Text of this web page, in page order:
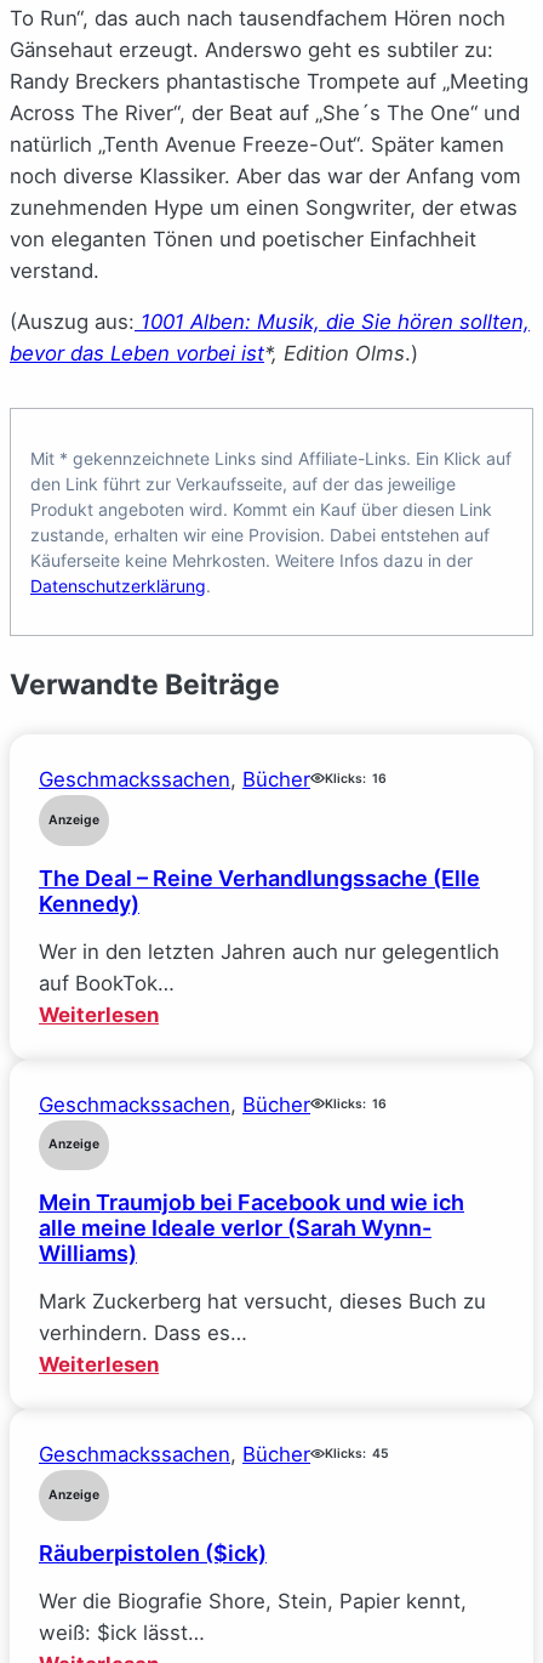
To Run“, das auch nach tausendfachem Hören noch
Gänsehaut erzeugt. Anderswo geht es subtiler zu:
Randy Breckers phantastische Trompete auf „Meeting
Across The River“, der Beat auf „She´s The One“ und
natürlich „Tenth Avenue Freeze-Out“. Später kamen
noch diverse Klassiker. Aber das war der Anfang vom
zunehmenden Hype um einen Songwriter, der etwas
von eleganten Tönen und poetischer Einfachheit
verstand.
(Auszug aus: 1001 Alben: Musik, die Sie hören sollten,
bevor das Leben vorbei ist*, Edition Olms.)
Mit * gekennzeichnete Links sind Affiliate-Links. Ein Klick auf
den Link führt zur Verkaufsseite, auf der das jeweilige
Produkt angeboten wird. Kommt ein Kauf über diesen Link
zustande, erhalten wir eine Provision. Dabei entstehen auf
Käuferseite keine Mehrkosten. Weitere Infos dazu in der
Datenschutzerklärung.
Verwandte Beiträge
Geschmackssachen, Bücher Klicks: 16
Anzeige
The Deal – Reine Verhandlungssache (Elle
Kennedy)
Wer in den letzten Jahren auch nur gelegentlich
auf BookTok…
Weiterlesen:
–
(Elle
Kennedy)
Geschmackssachen, Bücher Klicks: 16
Anzeige
Mein Traumjob bei Facebook und wie ich
alle meine Ideale verlor (Sarah Wynn-
Williams)
Mark Zuckerberg hat versucht, dieses Buch zu
verhindern. Dass es…
Weiterlesen:
bei
wie
alle
meine
Geschmackssachen, Bücher Klicks: 45
Anzeige
Räuberpistolen ($ick)
Wer die Biografie Shore, Stein, Papier kennt,
weiß: $ick lässt…